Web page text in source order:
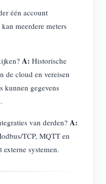
één account
meerdere meters
A: Historische
de cloud en vereisen
kunnen gegevens
van derden? A:
TCP, MQTT en
systemen.